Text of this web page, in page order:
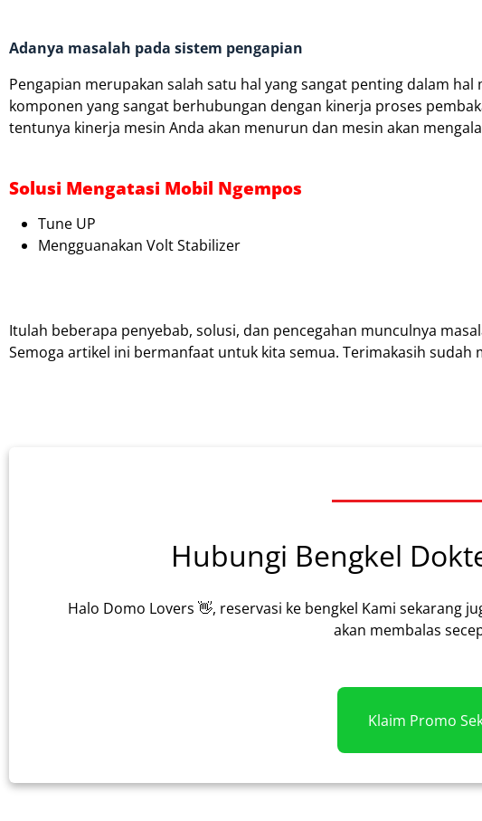
Adanya masalah pada sistem pengapian
Pengapian merupakan salah satu hal yang sangat penting dalam
komponen yang sangat berhubungan dengan kinerja proses
tentunya kinerja mesin Anda akan menurun dan mesin akan
Solusi Mengatasi Mobil Ngempos
Tune UP
Mengguanakan Volt Stabilizer
Itulah beberapa penyebab, solusi, dan pencegahan munculnya
Semoga artikel ini bermanfaat untuk kita semua. Terimakasih
Hubungi Bengkel
Halo Domo Lovers 👋, reservasi ke bengkel Kami sekarang
akan membalas
Klaim Promo